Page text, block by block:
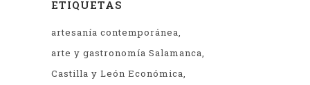
ETIQUETAS
artesanía contemporánea
arte y gastronomía Salamanca
Castilla y León Económica